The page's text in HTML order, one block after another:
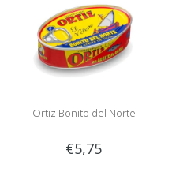
Ortiz Bonito del Norte
€5,75